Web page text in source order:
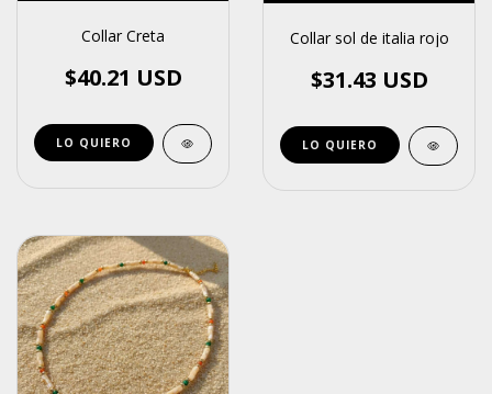
Collar Creta
$40.21 USD
Collar sol de italia rojo
$31.43 USD